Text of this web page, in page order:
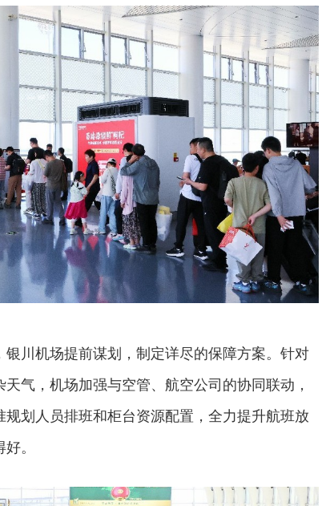
川机场提前谋划，制定详尽的保障方案。针对
气，机场加强与空管、航空公司的协同联动，
划人员排班和柜台资源配置，全力提升航班放
。